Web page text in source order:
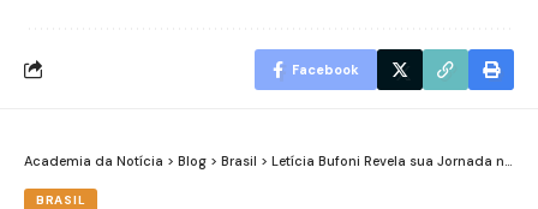
Facebook
Academia da Notícia > Blog > Brasil > Letícia Bufoni Revela sua Jornada no Skate e Como Planeja Manter sua Paixão Viva por Muito Tempo
BRASIL